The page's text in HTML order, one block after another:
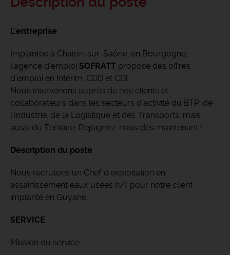
L'entreprise
Implantée à Chalon-sur-Saône, en Bourgogne,
l’agence d’emploi SOFRATT propose des offres
d'emploi en Intérim, CDD et CDI.
Nous intervenons auprès de nos clients et
collaborateurs dans les secteurs d'activité du BTP, de
l'Industrie, de la Logistique et des Transports, mais
aussi du Tertiaire. Rejoignez-nous dès maintenant !
Description du poste
Nous recrutons un Chef d'exploitation en
assainissement eaux usées h/f pour notre client
implanté en Guyane.
SERVICE
Mission du service